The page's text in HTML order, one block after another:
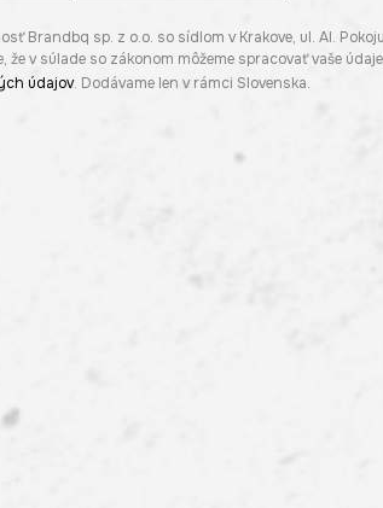
Brandbq sp. z o.o. so sídlom v Krakove, ul. Al.
v súlade so zákonom môžeme spracovať vaše
údajov. Dodávame len v rámci Slovenska.